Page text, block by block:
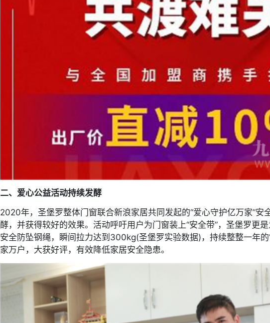
二、爱心公益活动持续发酵
2020年，圣堡罗整体门窗联合新浪家居共同发起的“爱心守护亿万家”安
酵，并获得较好的效果。活动呼吁用户为门窗装上“安全带”，圣堡罗更
安全防坠钢绳，瞬间拉力达到300kg(圣堡罗实验数据)，持续整整一年的
家万户，大获好评，有效降低家居安全隐患。